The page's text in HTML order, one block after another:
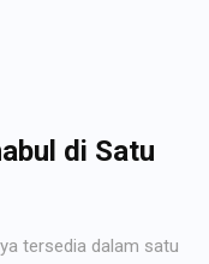
di Satu
tersedia dalam satu